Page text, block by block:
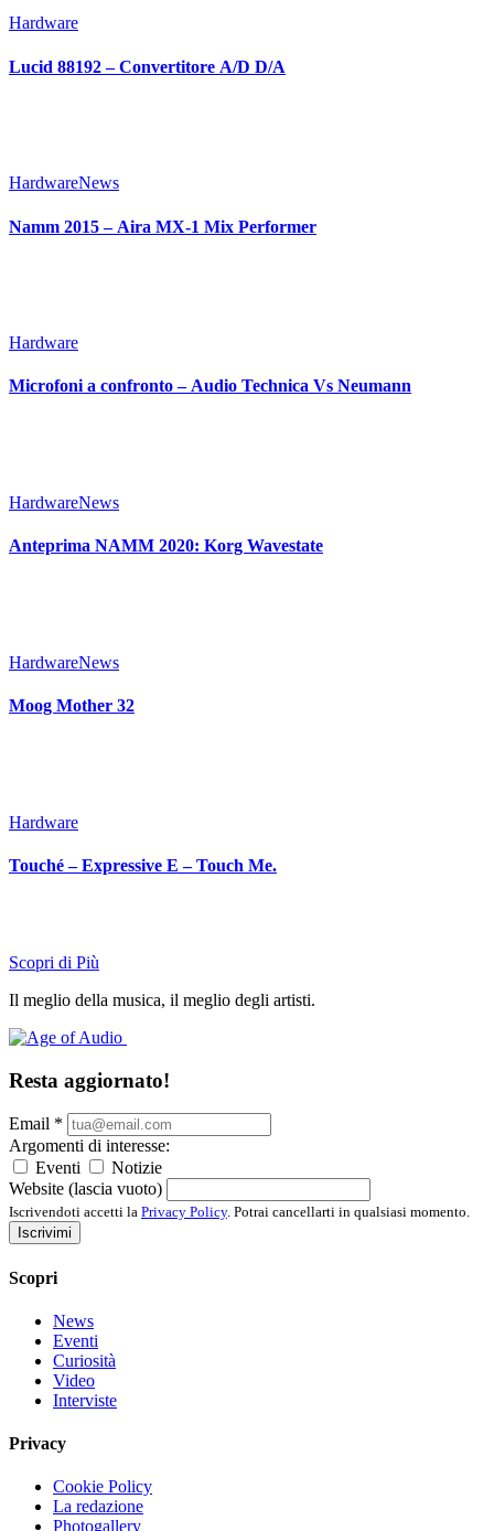
Hardware
Lucid 88192 – Convertitore A/D D/A
HardwareNews
Namm 2015 – Aira MX-1 Mix Performer
Hardware
Microfoni a confronto – Audio Technica Vs Neumann
HardwareNews
Anteprima NAMM 2020: Korg Wavestate
HardwareNews
Moog Mother 32
Hardware
Touché – Expressive E – Touch Me.
Scopri di Più
Il meglio della musica, il meglio degli artisti.
Resta aggiornato!
Email *
Argomenti di interesse:
Eventi
Notizie
Website (lascia vuoto)
Iscrivendoti accetti la Privacy Policy. Potrai cancellarti in qualsiasi momento.
Iscrivimi
Scopri
News
Eventi
Curiosità
Video
Interviste
Privacy
Cookie Policy
La redazione
Photogallery